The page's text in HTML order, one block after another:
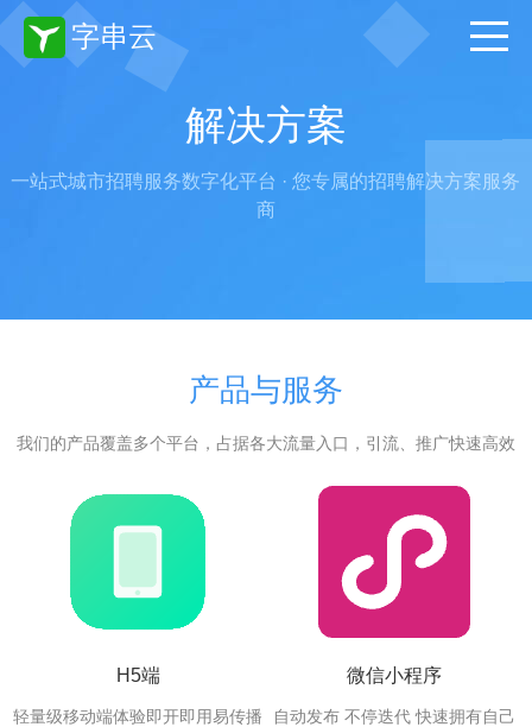
字串云
解决方案
一站式城市招聘服务数字化平台 · 您专属的招聘解决方案服务
商
产品与服务
我们的产品覆盖多个平台，占据各大流量入口，引流、推广快速高效
H5端
轻量级移动端体验即开即用易传播
微信小程序
自动发布 不停迭代 快速拥有自己